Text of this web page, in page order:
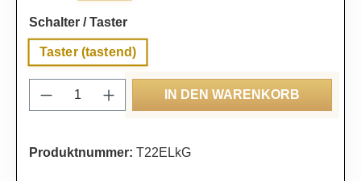
Schalter / Tasterauswählen
Taster (tastend)
Produkt Anzahl: Gib den gewünschten
IN DEN WARENKORB
Produktnummer: T22ELkG